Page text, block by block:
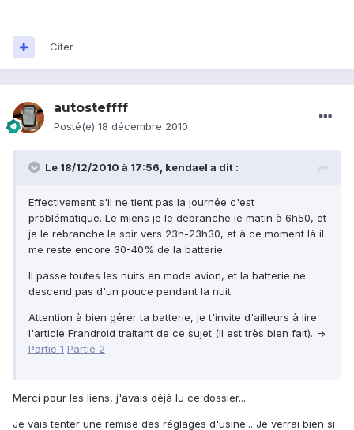
Citer
autosteffff
Posté(e) 18 décembre 2010
Le 18/12/2010 à 17:56, kendael a dit :
Effectivement s'il ne tient pas la journée c'est
problématique. Le miens je le débranche le matin à 6h50, et
je le rebranche le soir vers 23h-23h30, et à ce moment là il
me reste encore 30-40% de la batterie.
Il passe toutes les nuits en mode avion, et la batterie ne
descend pas d'un pouce pendant la nuit.
Attention à bien gérer ta batterie, je t'invite d'ailleurs à lire
l'article Frandroid traitant de ce sujet (il est très bien fait). =>
Partie 1 Partie 2
Merci pour les liens, j'avais déjà lu ce dossier...
Je vais tenter une remise des réglages d'usine... Je verrai bien si